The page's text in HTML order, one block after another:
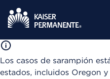
Los casos de sarampión
estados, incluidos Oregon